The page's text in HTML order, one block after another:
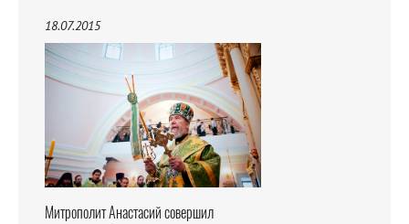
18.07.2015
Митрополит Анастасий совершил